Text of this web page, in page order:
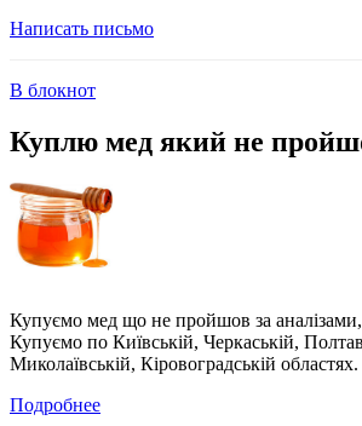
Написать письмо
В блокнот
Куплю мед який не
Купуємо мед що не пройшов за аналізами,
Купуємо по Київській, Черкаській,
Миколаївській, Кіровоградській
Подробнее